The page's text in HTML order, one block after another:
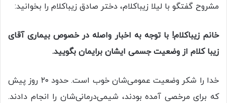
مشروح گفتگو با لیلا زیباکلام، دختر صادق زیباکلام را بخوانید:
خانم زیباکلام! با توجه به اخبار واصله در خصوص بیماری آقای
زیبا کلام از وضعیت جسمی ایشان برایمان بگویید.
خدا را شکر وضعیت عمومی‌شان خوب است. حدود ۲۰ روز پیش
که برای مرخصی آمده بودند، شیمی‌درمانی‌شان را انجام دادند.